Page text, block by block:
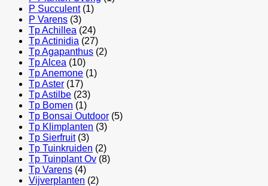
P Succulent (1)
P Varens (3)
Tp Achillea (24)
Tp Actinidia (27)
Tp Agapanthus (2)
Tp Alcea (10)
Tp Anemone (1)
Tp Aster (17)
Tp Astilbe (23)
Tp Bomen (1)
Tp Bonsai Outdoor (5)
Tp Klimplanten (3)
Tp Sierfruit (3)
Tp Tuinkruiden (2)
Tp Tuinplant Ov (8)
Tp Varens (4)
Vijverplanten (2)